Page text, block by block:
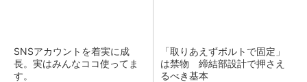
SNSアカウントを着実に成
長。実はみんなココ使ってま
す。
「取りあえずボルトで固定」
は禁物 締結部設計で押さえ
るべき基本